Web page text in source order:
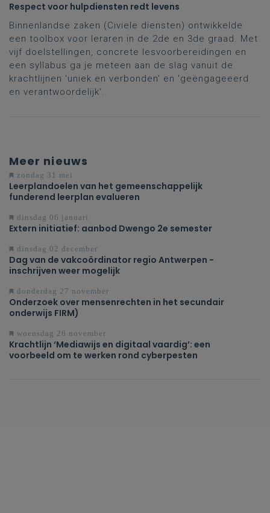
Respect voor hulpdiensten redt levens
Binnenlandse zaken (Civiele diensten) ontwikkelde
een toolbox voor leraren in de 2de en 3de graad. Met
vijf doelstellingen, concrete lesvoorbereidingen en
een syllabus ga je meteen aan de slag vanuit de
krachtlijnen 'uniek en verbonden' en 'geëngageeerd
en verantwoordelijk'.
Meer nieuws
zondag 31 mei
Leerplandoelen van het gemeenschappelijk
funderend leerplan evalueren
dinsdag 06 januari
Extern initiatief: aanbod Dwengo 2e semester
dinsdag 02 december
Dag van de vakcoördinator regio Antwerpen -
inschrijven weer mogelijk
donderdag 27 november
Onderzoek over mensenrechten in het secundair
onderwijs FIRM)
woensdag 26 november
Krachtlijn ‘Mediawijs en digitaal vaardig’: een
voorbeeld om te werken rond cyberpesten